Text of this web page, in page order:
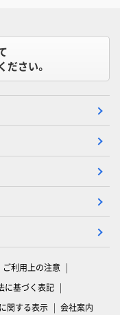
ださい。
ご利用上の注意
に基づく表記
関する表示 会社案内